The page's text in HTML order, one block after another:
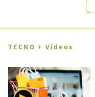
TECNO + Videos